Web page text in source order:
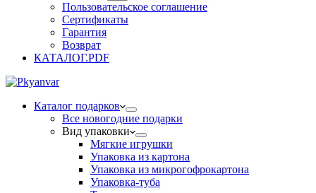
Пользовательское соглашение
Сертификаты
Гарантия
Возврат
КАТАЛОГ.PDF
Каталог подарков
Все новогодние подарки
Вид упаковки
Мягкие игрушки
Упаковка из картона
Упаковка из микрогофрокартона
Упаковка-туба